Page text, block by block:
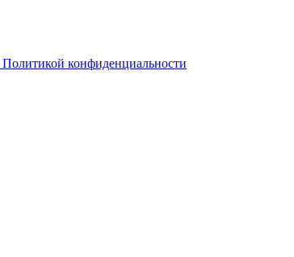
Политикой конфиденциальности